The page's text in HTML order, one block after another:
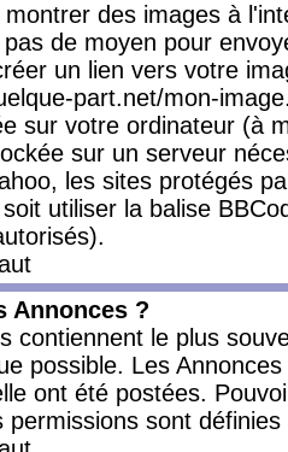
des images à
de moyen pour
un lien vers votre
part.net/mon-
sur votre ordinateur (à
sur un serveur
les sites protégés
utiliser la balise
Annonces ?
contiennent le plus
possible. Les
ont été postées.
permissions sont